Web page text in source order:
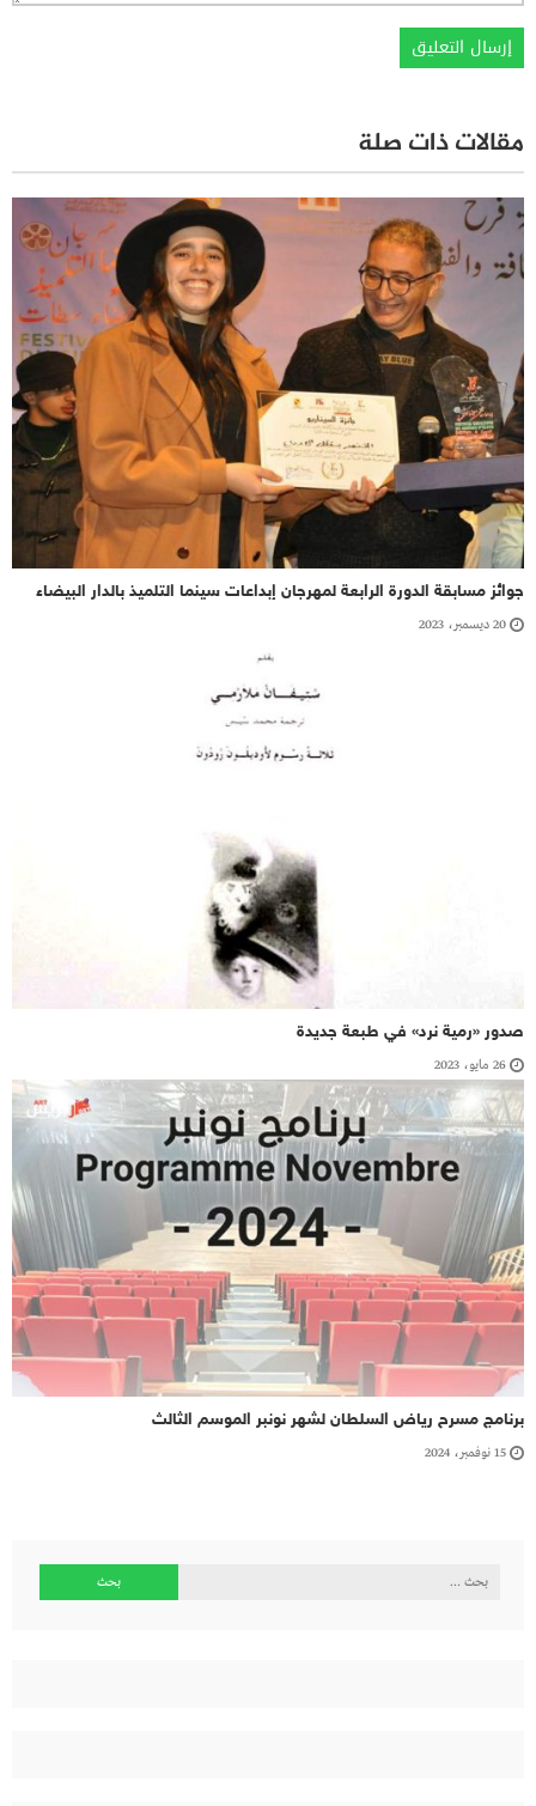
مقالات ذات صلة
جوائز مسابقة الدورة الرابعة لمهرجان إبداعات سينما التلميذ بالدار البيضاء
20 ديسمبر، 2023
صدور «رمية نرد» في طبعة جديدة
26 مايو، 2023
برنامج مسرح رياض السلطان لشهر نونبر الموسم الثالث
15 نوفمبر، 2024
البحث